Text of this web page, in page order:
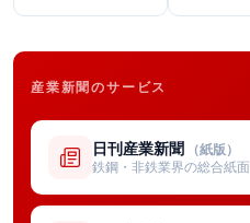
産業新聞のサービス
日刊産業新聞 （紙版）
鉄鋼・非鉄業界の総合紙面